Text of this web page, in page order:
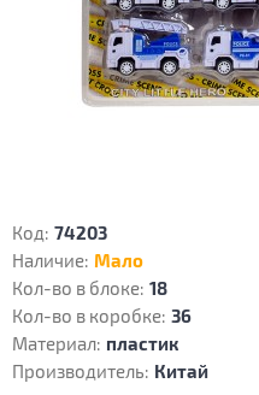
Код: 74203
Наличие: Мало
Кол-во в блоке: 18
Кол-во в коробке: 36
Материал: пластик
Производитель: Китай